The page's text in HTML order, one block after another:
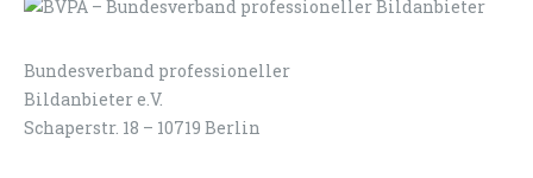
Bundesverband professioneller
Bildanbieter e.V.
Schaperstr. 18 – 10719 Berlin